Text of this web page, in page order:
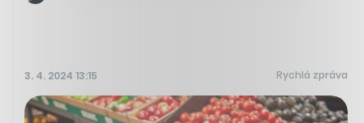
3. 4. 2024 13:15 Rychlá zpráva